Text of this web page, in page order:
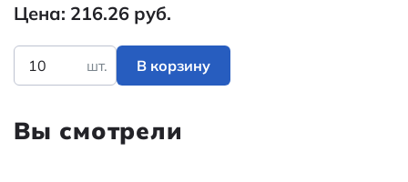
Цена: 216.26 руб.
шт. В корзину
Вы смотрели